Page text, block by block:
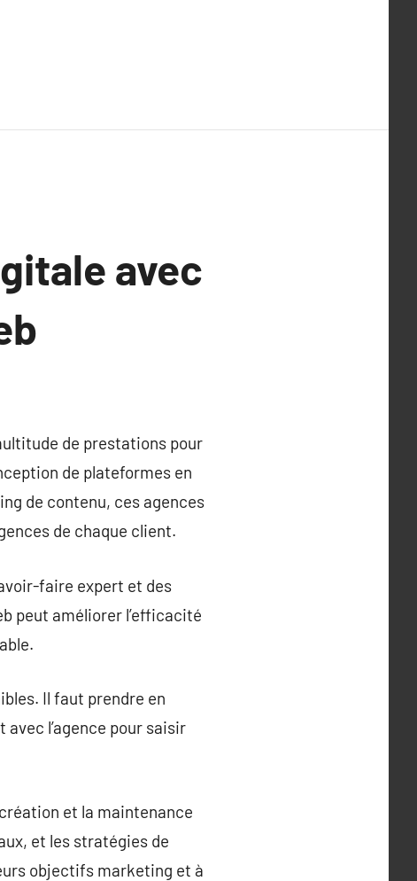
avec
de prestations pour
de plateformes en
de contenu, ces agences
de chaque client.
faire expert et des
peut améliorer l’efficacité
Il faut prendre en
l’agence pour saisir
et la maintenance
et les stratégies de
objectifs marketing et à